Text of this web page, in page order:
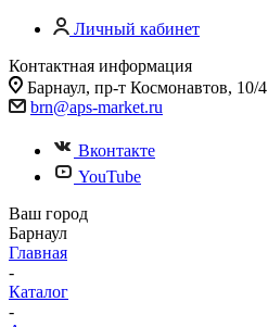
Личный кабинет
Контактная информация
Барнаул, пр-т Космонавтов, 10/4
brn@aps-market.ru
Вконтакте
YouTube
Ваш город
Барнаул
Главная
-
Каталог
-